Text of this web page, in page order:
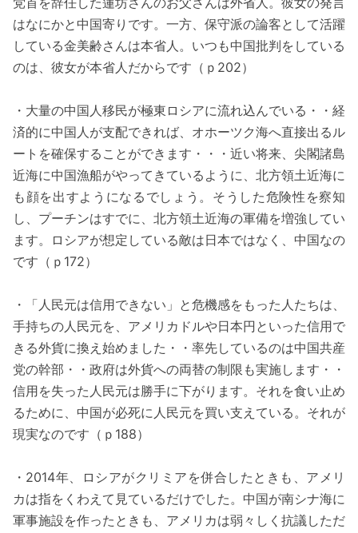
はなにかと中国寄りです。一方、保守派の論客として活躍
している金美齢さんは本省人。いつも中国批判をしている
のは、彼女が本省人だからです（ｐ202）
・大量の中国人移民が極東ロシアに流れ込んでいる・・経
済的に中国人が支配できれば、オホーツク海へ直接出るル
ートを確保することができます・・・近い将来、尖閣諸島
近海に中国漁船がやってきているように、北方領土近海に
も顔を出すようになるでしょう。そうした危険性を察知
し、プーチンはすでに、北方領土近海の軍備を増強してい
ます。ロシアが想定している敵は日本ではなく、中国なの
です（ｐ172）
・「人民元は信用できない」と危機感をもった人たちは、
手持ちの人民元を、アメリカドルや日本円といった信用で
きる外貨に換え始めました・・率先しているのは中国共産
党の幹部・・政府は外貨への両替の制限も実施します・・
信用を失った人民元は勝手に下がります。それを食い止め
るために、中国が必死に人民元を買い支えている。それが
現実なのです（ｐ188）
・2014年、ロシアがクリミアを併合したときも、アメリ
カは指をくわえて見ているだけでした。中国が南シナ海に
軍事施設を作ったときも、アメリカは弱々しく抗議しただ